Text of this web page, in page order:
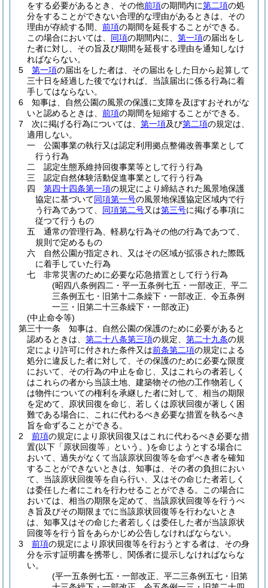
をする必要があるとき、その他前項の期間内に第二項の処
分をすることができない合理的な理由があるときは、その
理由が存続する間、 前項の期間を延長することができる。
この場合においては、 同項の期間内に、 第一項の届出をし
た者に対し、その旨及び期間を延長する理由を通知しなけ
ればならない。
5
第一項の届出をした者は、その届出をした日から起算して
三十日を経過した後でなければ、当該届出に係る行為に着
手してはならない。
6
知事は、自然公園の風景の保護に支障を及ぼすおそれがな
いと認めるときは、 前項の期間を短縮することができる。
7
次に掲げる行為については、 第一項及び第二項の規定は、
適用しない。
一
公園事業の執行又は認定利用拠点整備改善事業として
行う行為
二
認定生態系維持回復事業等として行う行為
三
認定自然体験活動促進事業として行う行為
四
第四十四条第一項の規定により締結された風景地保護
協定に基づいて同項第一号の風景地保護協定区域内で行
う行為であつて、 同項第二号又は第三号に掲げる事項に
従つて行うもの
五
通常の管理行為、軽易な行為その他の行為であつて、
規則で定めるもの
六
自然公園が指定され、又はその区域が拡張された際既
に着手していた行為
七
非常災害のために必要な応急措置として行う行為
(昭四八条例四二・平一五条例七五・一部改正、平二
三条例五七・旧第十二条繰下・一部改正、令五条例
一三・旧第二十三条繰下・一部改正)
(中止命令等)
第三十一条
知事は、自然公園の保護のために必要があると
認めるときは、 第二十八条第三項の規定、 第二十九条の規
定により許可に付された条件又は前条第二項の規定による
処分に違反した者に対して、その保護のために必要な限度
において、その行為の中止を命じ、又はこれらの者若しく
はこれらの者から当該土地、建築物その他の工作物若しく
は物件についての権利を承継した者に対して、相当の期限
を定めて、原状回復を命じ、若しくは原状回復が著しく困
難である場合に、これに代わるべき必要な措置を執るべき
旨を命ずることができる。
2
前項の規定により原状回復又はこれに代わるべき必要な措
置(以下「原状回復等」という。)を命じようとする場合に
おいて、過失がなくて当該原状回復等を命ずべき者を確知
することができないときは、知事は、その者の負担におい
て、当該原状回復等を自ら行い、又はその命じた者若しく
は委任した者にこれを行わせることができる。
この場合に
おいては、相当の期限を定めて、当該原状回復等を行うべ
き旨及びその期限までに当該原状回復等を行わないとき
は、知事又はその命じた者若しくは委任した者が当該原状
回復等を行う旨をあらかじめ公告しなければならない。
3
前項の規定により原状回復等を行おうとする者は、その身
分を示す証明書を携帯し、関係者に提示しなければならな
い。
(平一五条例七五・一部改正、平二三条例五七・旧第